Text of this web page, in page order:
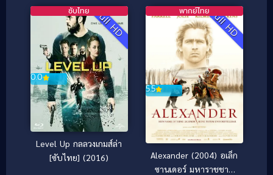
Full HD
0.0
ซับไทย
Level Up กลลวงเกมส์ล่า
[ซับไทย] (2016)
Full HD
5.5
พากย์ไทย
Alexander (2004) อเล็ก
ซานเดอร์ มหาราชชาติ